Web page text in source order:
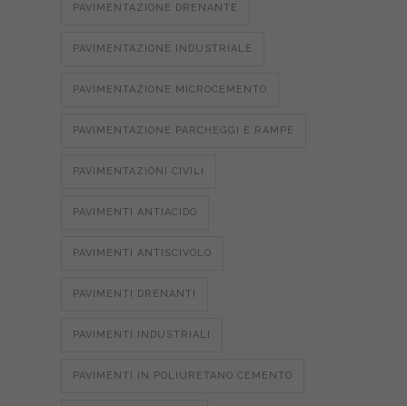
PAVIMENTAZIONE DRENANTE
PAVIMENTAZIONE INDUSTRIALE
PAVIMENTAZIONE MICROCEMENTO
PAVIMENTAZIONE PARCHEGGI E RAMPE
PAVIMENTAZIONI CIVILI
PAVIMENTI ANTIACIDO
PAVIMENTI ANTISCIVOLO
PAVIMENTI DRENANTI
PAVIMENTI INDUSTRIALI
PAVIMENTI IN POLIURETANO CEMENTO